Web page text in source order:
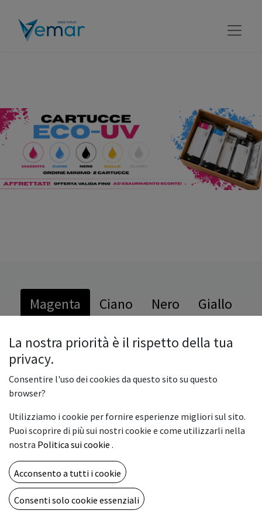
Magenta Ciano Nero Giallo
Glossy
La nostra priorità è il rispetto della tua
privacy.
Consentire l'uso dei cookies da questo sito su questo
browser?
Utilizziamo i cookie per fornire esperienze migliori sul sito.
Puoi scoprire di più sui nostri cookie e come utilizzarli nella
nostra Politica sui cookie .
Acconsento a tutti i cookie
Consenti solo cookie essenziali